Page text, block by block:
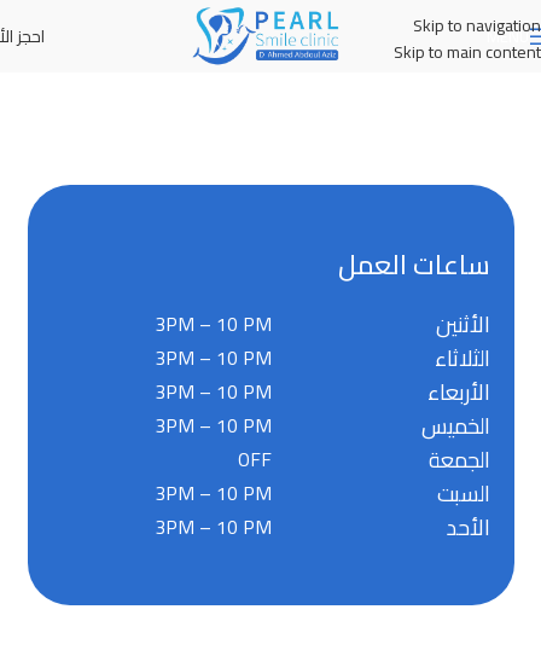
Skip to navigation
Skip to main content
MENU احجز
ساعات العمل
3PM – 10 PM الأثنين
3PM – 10 PM الثلاثاء
3PM – 10 PM الأربعاء
3PM – 10 PM الخميس
OFF الجمعة
3PM – 10 PM السبت
3PM – 10 PM الأحد